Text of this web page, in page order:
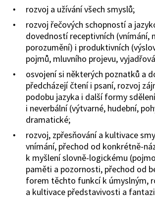
rozvoj a užívání všech smyslů;
rozvoj řečových schopností a
dovedností receptivních (vnímání,
porozumění) i produktivních
pojmů, mluvního projevu,
osvojení si některých poznatků a
předcházejí čtení i psaní, rozvoj
podobu jazyka i další formy
i neverbální (výtvarné, hudební,
dramatické;
rozvoj, zpřesňování a kultivace
vnímání, přechod od konkrétně-
k myšlení slovně-logickému
paměti a pozornosti, přechod od
forem těchto funkcí k úmyslným,
a kultivace představivosti a